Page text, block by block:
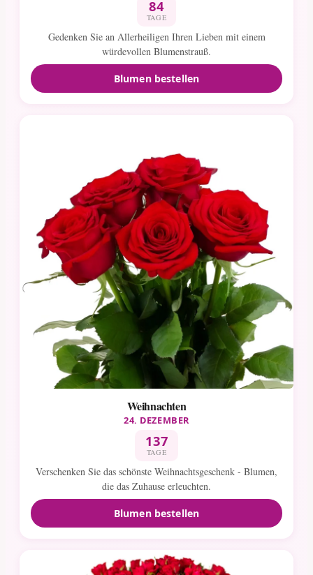
84
TAGE
Gedenken Sie an Allerheiligen Ihren Lieben mit einem
würdevollen Blumenstrauß.
Blumen bestellen
Weihnachten
24. DEZEMBER
137
TAGE
Verschenken Sie das schönste Weihnachtsgeschenk - Blumen,
die das Zuhause erleuchten.
Blumen bestellen